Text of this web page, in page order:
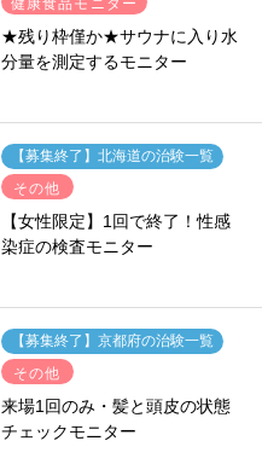
★残り枠僅か★サウナに入り水
分量を測定するモニター
【募集終了】北海道の治験一覧
その他
【女性限定】1回で終了！性感
染症の検査モニター
【募集終了】京都府の治験一覧
その他
来場1回のみ・髪と頭皮の状態
チェックモニター